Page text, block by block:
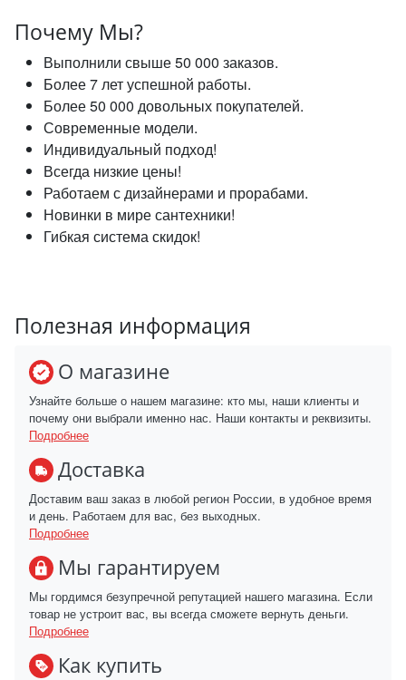
Почему Мы?
Выполнили свыше 50 000 заказов.
Более 7 лет успешной работы.
Более 50 000 довольных покупателей.
Современные модели.
Индивидуальный подход!
Всегда низкие цены!
Работаем с дизайнерами и прорабами.
Новинки в мире сантехники!
Гибкая система скидок!
Полезная информация
О магазине
Узнайте больше о нашем магазине: кто мы, наши клиенты и
почему они выбрали именно нас. Наши контакты и реквизиты.
Подробнее
Доставка
Доставим ваш заказ в любой регион России, в удобное время
и день. Работаем для вас, без выходных.
Подробнее
Мы гарантируем
Мы гордимся безупречной репутацией нашего магазина. Если
товар не устроит вас, вы всегда сможете вернуть деньги.
Подробнее
Как купить